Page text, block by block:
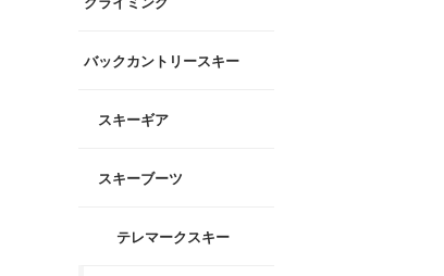
バックカントリースキー
スキーギア
スキーブーツ
テレマークスキー